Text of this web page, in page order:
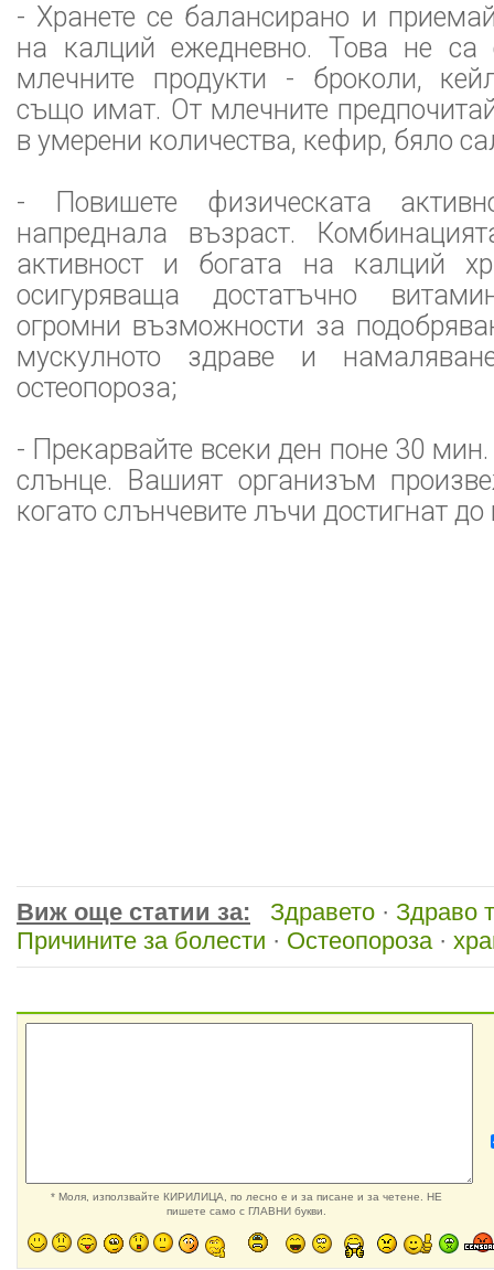
- Хранете се балансирано и
на калций ежедневно. Това не са
млечните продукти - броколи,
също имат. От млечните
в умерени количества, кефир, бяло
- Повишете физическата
напреднала възраст.
активност и богата на калций
осигуряваща достатъчно
огромни възможности за
мускулното здраве и
остеопороза;
- Прекарвайте всеки ден поне 30
слънце. Вашият организъм
когато слънчевите лъчи достигнат
Виж още статии за: Здравето · Здраво
Причините за болести · Остеопороза·
* Моля, използвайте КИРИЛИЦА, по лесно е и за писане и за четене. НЕ
пишете само с ГЛАВНИ букви.